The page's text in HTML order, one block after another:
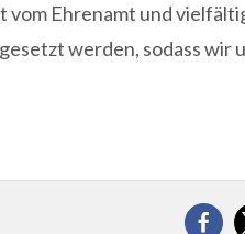
vom Ehrenamt und
werden, sodass